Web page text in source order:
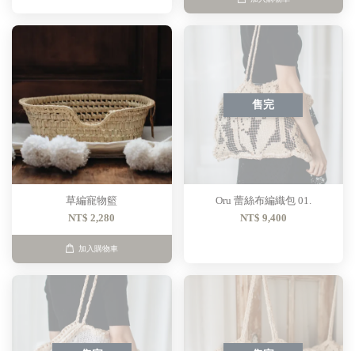
草編寵物籃
NT$ 2,280
加入購物車
售完
Oru 蕾絲布編織包 01.
NT$ 9,400